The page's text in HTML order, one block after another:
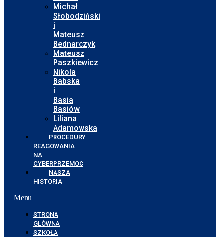
Michał
Słobodziński
i
Mateusz
Bednarczyk
Mateusz
Paszkiewicz
Nikola
Babska
i
Basia
Basiów
Liliana
Adamowska
PROCEDURY
REAGOWANIA
NA
CYBERPRZEMOC
NASZA
HISTORIA
Menu
STRONA
GŁÓWNA
SZKOŁA